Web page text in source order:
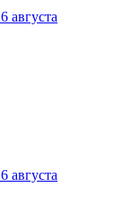
6 августа
6 августа